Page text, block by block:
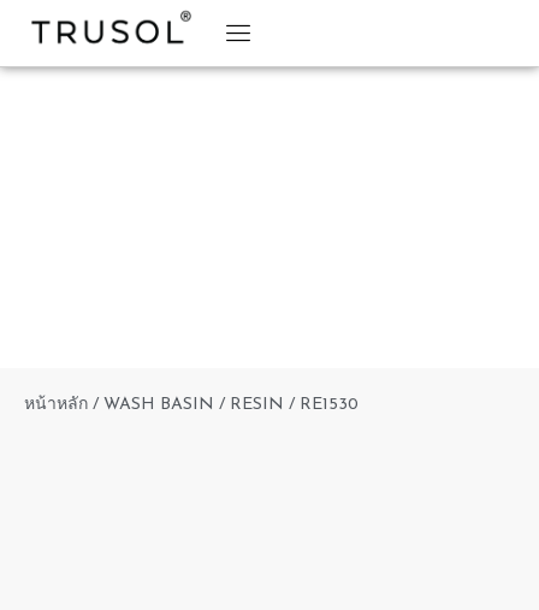
หน้าหลัก / WASH BASIN / RESIN / RE1530